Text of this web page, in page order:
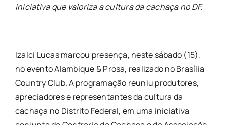
iniciativa que valoriza a cultura da cachaça no DF.
Izalci Lucas marcou presença, neste sábado (15),
no evento Alambique & Prosa, realizado no Brasília
Country Club. A programação reuniu produtores,
apreciadores e representantes da cultura da
cachaça no Distrito Federal, em uma iniciativa